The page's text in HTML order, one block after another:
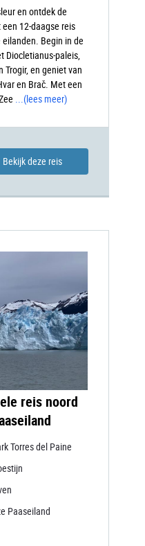
en ontdek de
12-daagse reis
Begin in de
Diocletianus-paleis,
en geniet van
en Brač. Met een
(lees meer)
Bekijk deze reis
reis noord
Torres del Paine
Paaseiland